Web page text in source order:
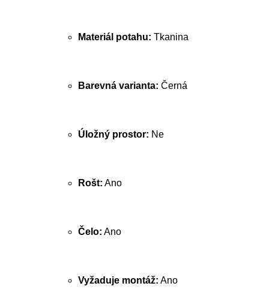
Materiál potahu: Tkanina
Barevná varianta: Černá
Úložný prostor: Ne
Rošt: Ano
Čelo: Ano
Vyžaduje montáž: Ano